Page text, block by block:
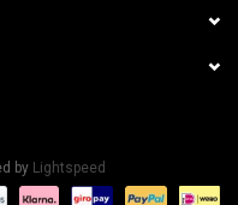
by Lightspeed